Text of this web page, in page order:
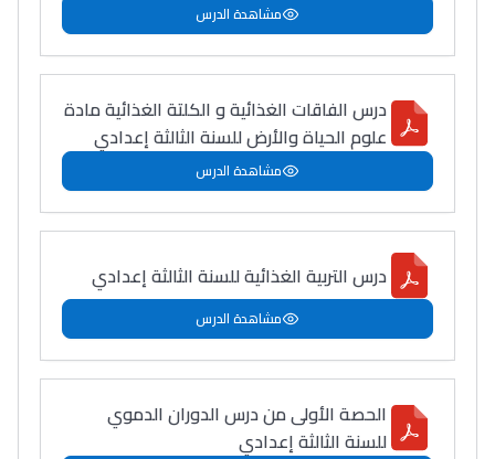
مشاهدة الدرس
درس الفاقات الغذائية و الكلتة الغذائية مادة
علوم الحياة والأرض للسنة الثالثة إعدادي
مشاهدة الدرس
درس التربية الغذائية للسنة الثالثة إعدادي
مشاهدة الدرس
الحصة الأولى من درس الدوران الدموي
للسنة الثالثة إعدادي